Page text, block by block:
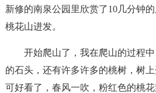
新修的南泉公园里欣赏了10几分钟
桃花山进发。
开始爬山了，我在爬山的过程
的石头，还有许多许多的桃树，树
可好看了，春风一吹，粉红色的桃